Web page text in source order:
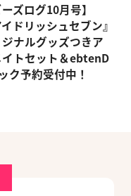
ーズログ10月号】
イドリッシュセブン』
ナルグッズつきア
イトセット＆ebtenD
ク予約受付中！